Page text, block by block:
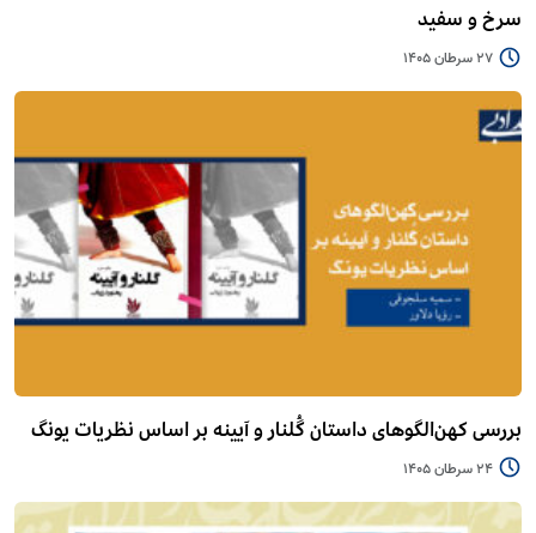
سرخ و سفید
27 سرطان 1405
بررسی کهن‌الگوهای داستان گُلنار و آیینه بر اساس نظریات یونگ
24 سرطان 1405